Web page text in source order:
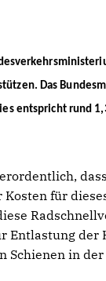
Das
entspricht rund
für
Entlastung der
Schienen in der